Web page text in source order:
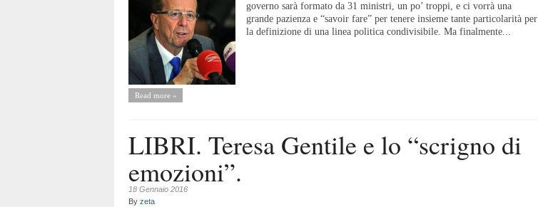
governo sarà formato da 31 ministri, un po’ troppi, e ci vorrà una
grande pazienza e “savoir fare” per tenere insieme tante particolarità per
la definizione di una linea politica condivisibile. Ma finalmente...
Read more »
LIBRI. Teresa Gentile e lo “scrigno di
emozioni”.
18 Gennaio 2016
By zeta